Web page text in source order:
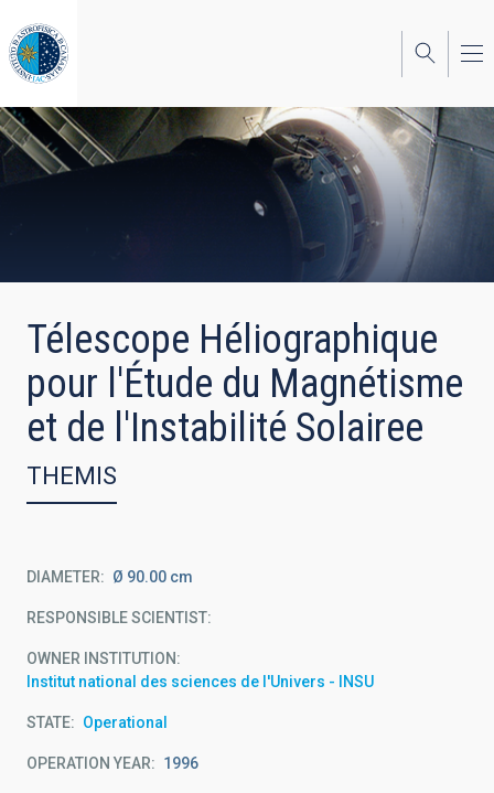
to
main
content
Télescope Héliographique
pour l'Étude du Magnétisme
et de l'Instabilité Solairee
THEMIS
DIAMETER Ø 90.00 cm
RESPONSIBLE SCIENTIST
OWNER INSTITUTION
Institut national des sciences de l'Univers - INSU
STATE Operational
OPERATION YEAR 1996